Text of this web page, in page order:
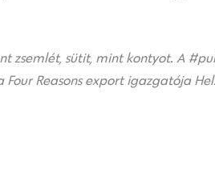
zsemlét, sütit, mint kontyot. A
Reasons export igazgatója